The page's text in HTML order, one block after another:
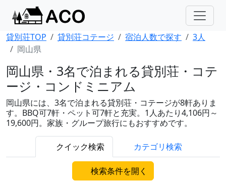
貸別荘TOP 貸別荘コテージ 宿泊人数で探す
3人
岡山県
岡山県・3名で泊まれる貸別荘・コテ
ージ・コンドミニアム
岡山県には、3名で泊まれる貸別荘・コテージが8軒ありま
す。BBQ可7軒・ペット可7軒と充実。1人あたり4,106円～
19,600円。家族・グループ旅行にもおすすめです。
クイック検索 カテゴリ検索
検索条件を開く